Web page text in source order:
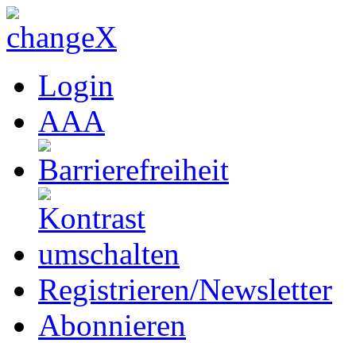
Login
AAA
Registrieren/Newsletter
Abonnieren